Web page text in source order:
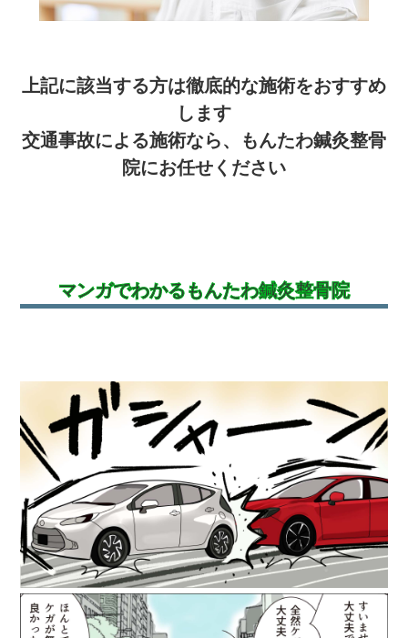
上記に該当する方は徹底的な施術をおすすめ
します
交通事故による施術なら、もんたわ鍼灸整骨
院にお任せください
マンガでわかるもんたわ鍼灸整骨院